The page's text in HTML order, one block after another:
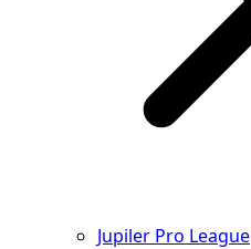
Jupiler Pro League